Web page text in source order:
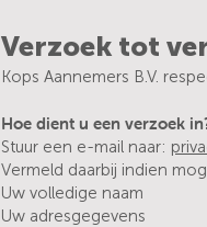
Verzoek tot
Kops Aannemers B.V.
Hoe dient u een verzoek
Stuur een e-mail naar:
Vermeld daarbij indien
Uw volledige naam
Uw adresgegevens